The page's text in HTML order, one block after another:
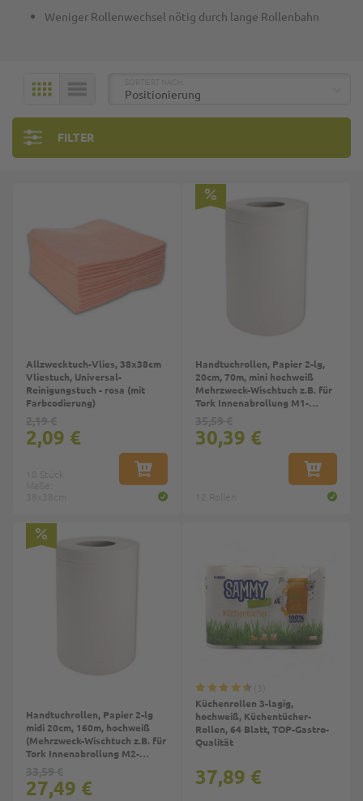
Weniger Rollenwechsel nötig durch lange Rollenbahn
KACHELN
FILTER
Allzwecktuch-Vlies, 38x38cm
Vliestuch, Universal-
Reinigungstuch - rosa (mit
Farbcodierung)
IN DEN WARENKORB
2,09 €
Handtuchrollen, Papier 2-lg,
20cm, 70m, mini hochweiß
Mehrzweck-Wischtuch z.B. für
Tork Innenabrollung M1-
IN DEN
30,39 €
Handtuchrollen, Papier 2-lg
midi 20cm, 160m, hochweiß
(Mehrzweck-Wischtuch z.B. für
Tork Innenabrollung M2-
27,49 €
Küchenrollen 3-lagig,
hochweiß, Küchentücher-
Rollen, 64 Blatt, TOP-Gastro-
Qualität
37,89 €